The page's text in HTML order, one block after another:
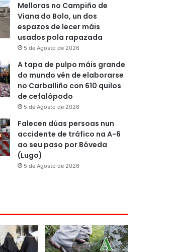
Melloras no Campiño de
Viana do Bolo, un dos
espazos de lecer máis
usados pola rapazada
5 de Agosto de 2026
A tapa de pulpo máis grande
do mundo vén de elaborarse
no Carballiño con 610 quilos
de cefalópodo
5 de Agosto de 2026
Falecen dúas persoas nun
accidente de tráfico na A-6
ao seu paso por Bóveda
(Lugo)
5 de Agosto de 2026